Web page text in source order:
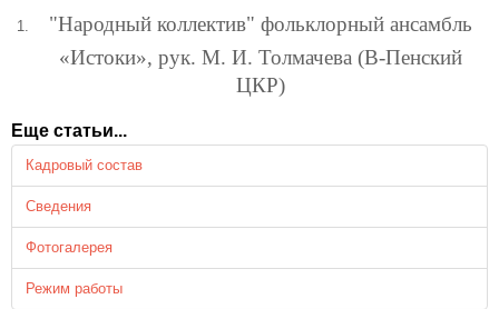
"Народный коллектив" фольклорный ансамбль
«Истоки», рук. М. И. Толмачева (В-Пенский
ЦКР)
Еще статьи...
Кадровый состав
Сведения
Фотогалерея
Режим работы